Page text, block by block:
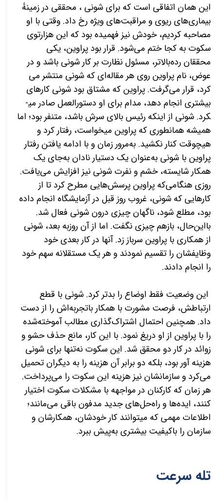
این همان اتفاقی است که برای شونی ، محققی در زمینه
بیماری­‌های ریوی و مراقبت­‌های ویژه رخ داد. وقتی با او
مصاحبه کردیم، خودش نیز فهمیده بود که این هزارتوی
سکوت به کجا ختم می‌­شود. قرار بود پراوین، یکی
محققان رده­‌بالاتر، مسئول نظارت بر کار شونی باشد و در
عوض، نام پراوین روی هر مقاله‌­ای که شونی منتشر می­‌
کرد، قرار می­‌گرفت. پراوین که مشتاق بود شونی کارهای
بیشتری انجام دهد، مدام برای او دستورالعمل صادر می­
کرد. شونی از اینکه رئیس بالای سرش باشد، متنفر بود؛ اما
همیشه همان­طوری که پراوین می­خواست، رفتار کرد و
هیچ­وقت کنار نکشید. به‌مرور زمان و با ادامه یافتن رفتار
پراوین با شونی به‌عنوان یک دستیار نادان به‌جای یک
همکار شایسته، خشم و نفرت شونی نیز افزایش می‌­یافت.
روزی هنگامی‌که پراوین پرسش‌­هایی مطرح کرد تا از
کارهایی که شونی، غروب روز قبل در آزمایشگاه انجام داده
بود، مطلع شود، ناگهان چیزی درون شونی فعال شد.
بااین‌حال، بازهم چیزی نگفت. اما از آن روزبه بعد، شونی
از همکاری با پراوین سرباز زد. آن­ها در کار بعدی خود
وظایفشان را تقسیم نمودند و هر یک مستقلانه سهم خود
را انجام دادند.
این وضعیت فقط اوضاع را بدتر کرد. شونی با قطع
ارتباطش، فرصت مشورت با همکار باتجربه‌­اش را از دست
داد. همچنین احتمال اشتراک­‌گذاری مطالب آموخته‌شده
را با پراوین از او دریغ نمود. با این کار، مانع حذف حشو و
زوائد در کار دو محقق شد. این سکوت نه‌تنها برای شونی
هزینه آور بود، بلکه دو برابر آن هزینه را به دیگران تحمیل
می­‌کرد و سازمانشان نیز هزینه این سکوت را می­‌پرداخت.
هر زمان که کارکنان در مواجهه با مشکلات سکوت اختیار
کنند، ایده­‌ها و راه‌حل‌های جدید مدفون باقی می­‌مانند؛
اطلاعات مهمی که می­توانند کار خودشان، همکارشان و
سازمان را باکیفیت بیشتری به‌پیش ببرد.
تله سرعت